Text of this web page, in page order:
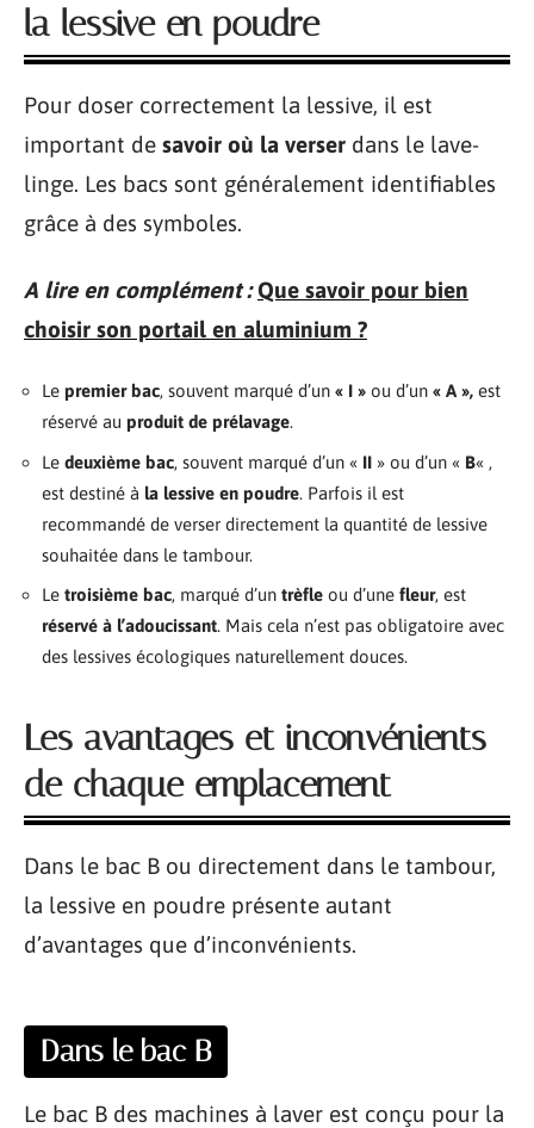
la lessive en poudre
Pour doser correctement la lessive, il est
important de savoir où la verser dans le lave-
linge. Les bacs sont généralement identifiables
grâce à des symboles.
A lire en complément : Que savoir pour bien
choisir son portail en aluminium ?
Le premier bac, souvent marqué d’un « I » ou d’un « A », est
réservé au produit de prélavage.
Le deuxième bac, souvent marqué d’un « II » ou d’un « B« ,
est destiné à la lessive en poudre. Parfois il est
recommandé de verser directement la quantité de lessive
souhaitée dans le tambour.
Le troisième bac, marqué d’un trèfle ou d’une fleur, est
réservé à l’adoucissant. Mais cela n’est pas obligatoire avec
des lessives écologiques naturellement douces.
Les avantages et inconvénients
de chaque emplacement
Dans le bac B ou directement dans le tambour,
la lessive en poudre présente autant
d’avantages que d’inconvénients.
Dans le bac B
Le bac B des machines à laver est conçu pour la